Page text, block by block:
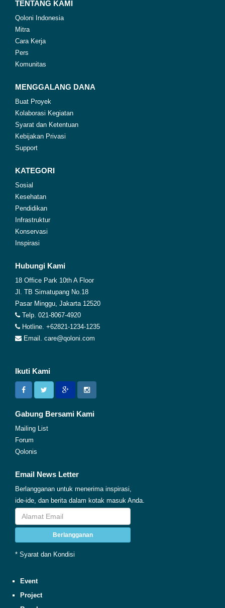
TENTANG KAMI
Qoloni Indonesia
Mitra
Cara Kerja
Pers
Komunitas
MENGGALANG DANA
Buat Proyek
Kolaborasi Kegiatan
Syarat dan Ketentuan
Kebijakan Privasi
Support
KATEGORI
Sosial
Kesehatan
Pendidikan
Infrastruktur
Konservasi
Inspirasi
Hubungi Kami
18 Office Park 10th A Floor
Jl. TB Simatupang No.18
Pasar Minggu, Jakarta 12520
Telp. 021-8067-4920
Hotline. +62821-1234-1235
Email. care@qoloni.com
Ikuti Kami
Gabung Bersami Kami
Mailing List
Forum
Qolonis
Email News Letter
Berlangganan untuk menerima inspirasi,
ide-ide, dan berita dalam kotak masuk Anda.
Berlangganan
* Syarat dan Kondisi
Event
Project